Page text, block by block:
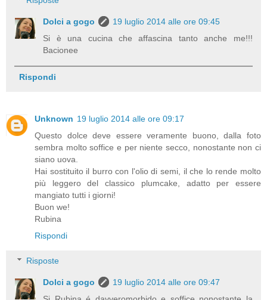
Dolci a gogo
19 luglio 2014 alle ore 09:45
Si è una cucina che affascina tanto anche me!!!
Bacionee
Rispondi
Unknown 19 luglio 2014 alle ore 09:17
Questo dolce deve essere veramente buono, dalla foto
sembra molto soffice e per niente secco, nonostante non ci
siano uova.
Hai sostituito il burro con l'olio di semi, il che lo rende molto
più leggero del classico plumcake, adatto per essere
mangiato tutti i giorni!
Buon we!
Rubina
Rispondi
Risposte
Dolci a gogo
19 luglio 2014 alle ore 09:47